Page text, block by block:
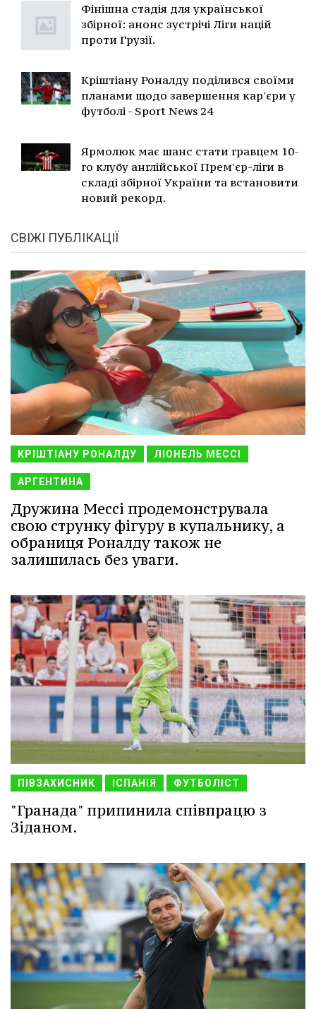
Фінішна стадія для української
збірної: анонс зустрічі Ліги націй
проти Грузії.
Кріштіану Роналду поділився своїми
планами щодо завершення кар'єри у
футболі - Sport News 24
Ярмолюк має шанс стати гравцем 10-
го клубу англійської Прем'єр-ліги в
складі збірної України та встановити
новий рекорд.
СВІЖІ ПУБЛІКАЦІЇ
КРІШТІАНУ РОНАЛДУ ЛІОНЕЛЬ МЕССІ
АРГЕНТИНА
Дружина Мессі продемонструвала
свою струнку фігуру в купальнику, а
обраниця Роналду також не
залишилась без уваги.
ПІВЗАХИСНИК ІСПАНІЯ ФУТБОЛІСТ
"Гранада" припинила співпрацю з
Зіданом.